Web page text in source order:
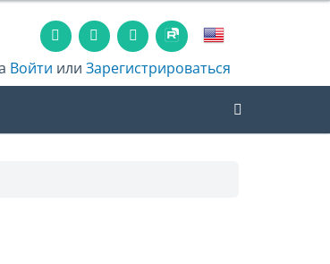
Войти илиЗарегистрироваться